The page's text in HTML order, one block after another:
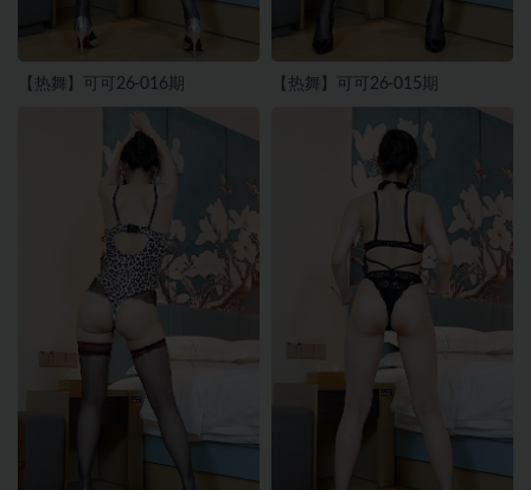
【热舞】可可26-016期 【热舞】可可26-015期